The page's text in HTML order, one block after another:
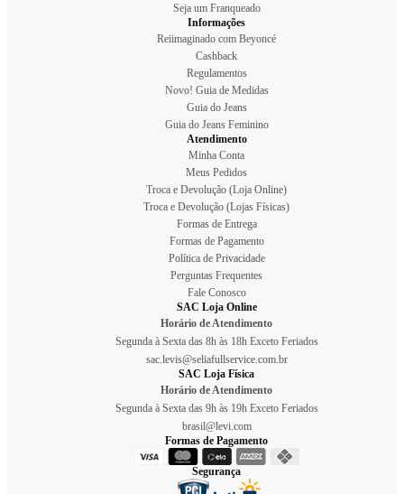
Seja um Franqueado
Informações
Reiimaginado com Beyoncé
Cashback
Regulamentos
Novo! Guia de Medidas
Guia do Jeans
Guia do Jeans Feminino
Atendimento
Minha Conta
Meus Pedidos
Troca e Devolução (Loja Online)
Troca e Devolução (Lojas Físicas)
Formas de Entrega
Formas de Pagamento
Política de Privacidade
Perguntas Frequentes
Fale Conosco
SAC Loja Online
Horário de Atendimento
Segunda à Sexta das 8h às 18h Exceto Feriados
sac.levis@seliafullservice.com.br
SAC Loja Física
Horário de Atendimento
Segunda à Sexta das 9h às 19h Exceto Feriados
brasil@levi.com
Formas de Pagamento
Segurança